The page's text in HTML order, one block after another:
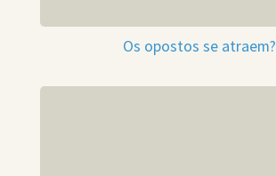
Os opostos se atraem?